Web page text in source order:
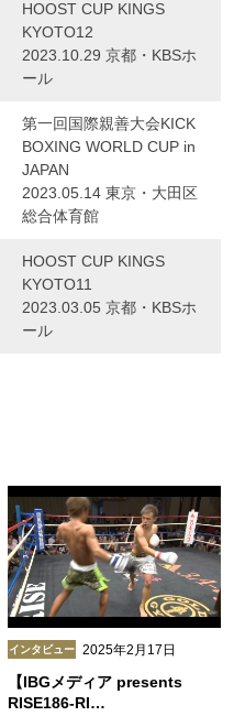
HOOST CUP KINGS
KYOTO12
2023.10.29 京都・KBSホ
ール
第一回国際親善大会KICK
BOXING WORLD CUP in
JAPAN
2023.05.14 東京・大田区
総合体育館
HOOST CUP KINGS
KYOTO11
2023.03.05 京都・KBSホ
ール
インタビュー 2025年2月17日
【IBGメディア presents
RISE186-RI…